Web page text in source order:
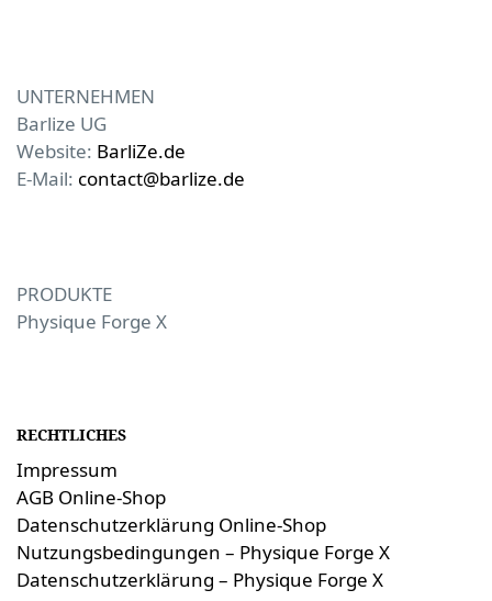
UNTERNEHMEN
Barlize UG
Website: BarliZe.de
E-Mail: contact@barlize.de
PRODUKTE
Physique Forge X
RECHTLICHES
Impressum
AGB Online-Shop
Datenschutzerklärung Online-Shop
Nutzungsbedingungen – Physique Forge X
Datenschutzerklärung – Physique Forge X